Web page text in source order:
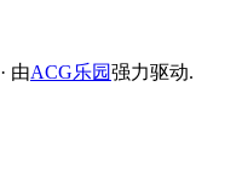
· 由ACG乐园强力驱动.